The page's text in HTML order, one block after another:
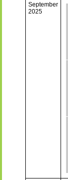
September
2025